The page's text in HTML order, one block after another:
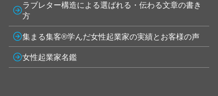
ラブレター構造による選ばれる・伝わる文章の書き
方
集まる集客®学んだ女性起業家の実績とお客様の声
女性起業家名鑑